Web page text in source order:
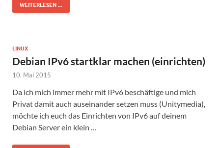
WEITERLESEN ...
LINUX
Debian IPv6 startklar machen (einrichten)
10. Mai 2015
Da ich mich immer mehr mit IPv6 beschäftige und mich
Privat damit auch auseinander setzen muss (Unitymedia),
möchte ich euch das Einrichten von IPv6 auf deinem
Debian Server ein klein …